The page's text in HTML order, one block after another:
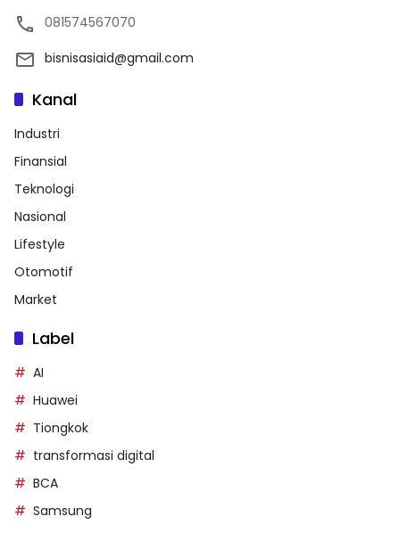
081574567070
bisnisasiaid@gmail.com
Kanal
Industri
Finansial
Teknologi
Nasional
Lifestyle
Otomotif
Market
Label
AI
Huawei
Tiongkok
transformasi digital
BCA
Samsung